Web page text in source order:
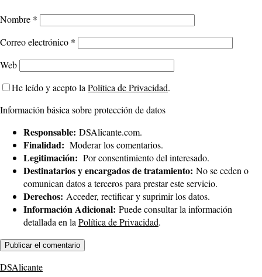
Nombre *
Correo electrónico *
Web
He leído y acepto la Política de Privacidad.
Información básica sobre protección de datos
Responsable: DSAlicante.com.
Finalidad: Moderar los comentarios.
Legitimación: Por consentimiento del interesado.
Destinatarios y encargados de tratamiento: No se ceden o
comunican datos a terceros para prestar este servicio.
Derechos: Acceder, rectificar y suprimir los datos.
Información Adicional: Puede consultar la información
detallada en la Política de Privacidad.
DSAlicante